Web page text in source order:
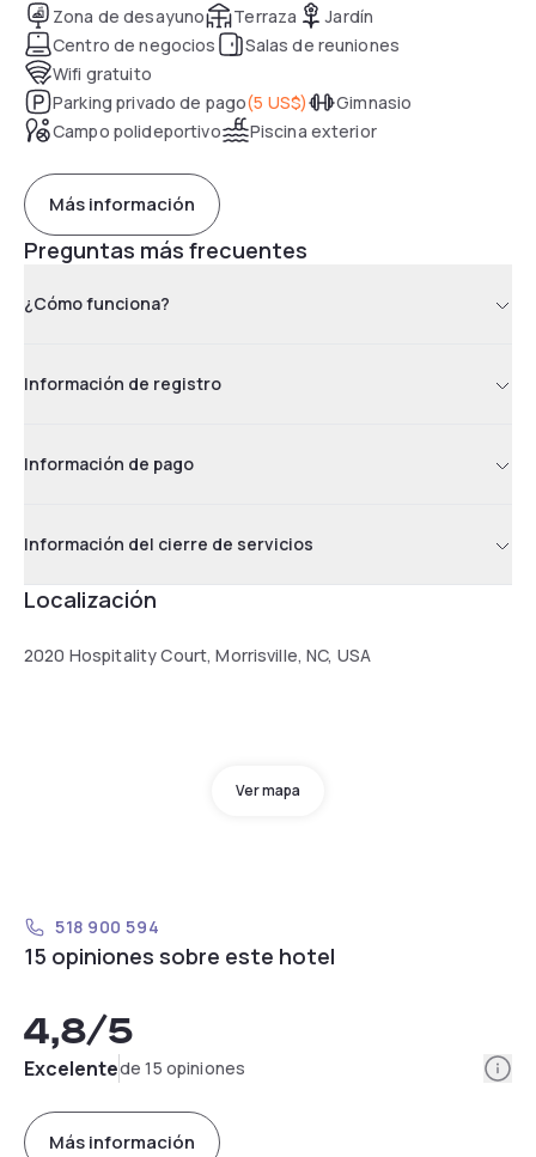
Zona de desayuno Terraza
Jardín
Centro de negocios
Salas de reuniones
Wifi gratuito
Parking privado de pago(5 US$)
Gimnasio
Campo polideportivo
Piscina exterior
Más información
Preguntas más frecuentes
¿Cómo funciona?
Información de registro
Información de pago
Información del cierre de servicios
Localización
2020 Hospitality Court, Morrisville, NC, USA
Ver mapa
518 900 594
15 opiniones sobre este hotel
4,8/5
Excelentede 15 opiniones
Más información